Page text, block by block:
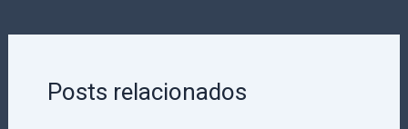
Posts relacionados